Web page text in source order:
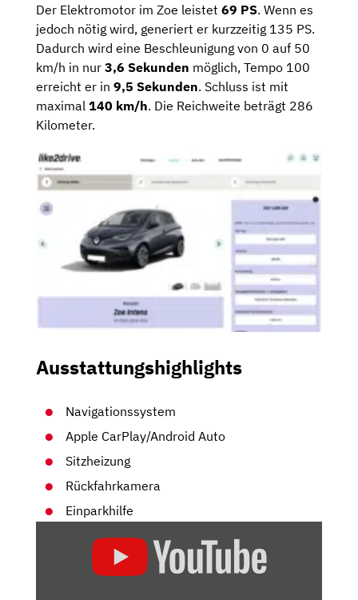
Der Elektromotor im Zoe leistet 69 PS. Wenn es
jedoch nötig wird, generiert er kurzzeitig 135 PS.
Dadurch wird eine Beschleunigung von 0 auf 50
km/h in nur 3,6 Sekunden möglich, Tempo 100
erreicht er in 9,5 Sekunden. Schluss ist mit
maximal 140 km/h. Die Reichweite beträgt 286
Kilometer.
Ausstattungshighlights
Navigationssystem
Apple CarPlay/Android Auto
Sitzheizung
Rückfahrkamera
Einparkhilfe